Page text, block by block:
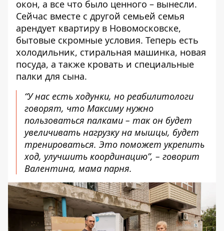
окон, а все что было ценного – вынесли.
Сейчас вместе с другой семьей семья
арендует квартиру в Новомосковске,
бытовые скромные условия. Теперь есть
холодильник, стиральная машинка, новая
посуда, а также кровать и специальные
палки для сына.
“У нас есть ходунки, но реабилитологи
говорят, что Максиму нужно
пользоваться палками – так он будет
увеличивать нагрузку на мышцы, будет
тренироваться. Это поможет укрепить
ход, улучшить координацию”, – говорит
Валентина, мама парня.